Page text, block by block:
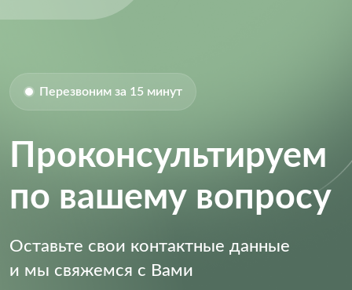
Перезвоним за 15 минут
Проконсультируем
по вашему вопросу
Оставьте свои контактные данные
и мы свяжемся с Вами